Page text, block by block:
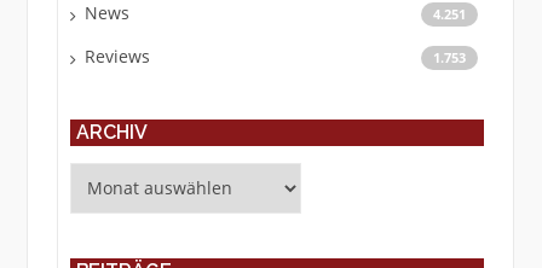
News 4.251
Reviews 1.753
ARCHIV